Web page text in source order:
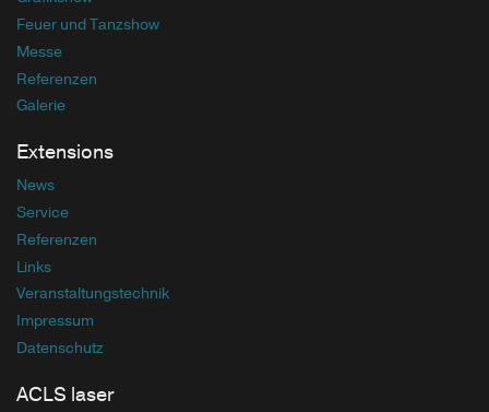
Referenzen
Galerie
Extensions
Service
Referenzen
Links
Veranstaltungstechnik
Impressum
Datenschutz
ACLS laser
Kontakt